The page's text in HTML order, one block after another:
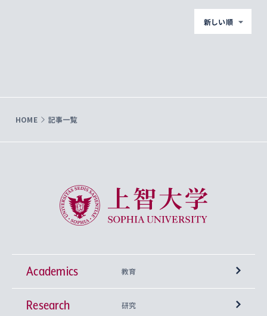
新しい順
HOME 記事一覧
上智大学 Sophia University
Academics 教育
学部
Research 研究